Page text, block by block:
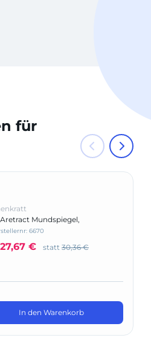
für
Mundspiegel,
Form
6670
27,67 € statt 30,36 €
In den Warenkorb